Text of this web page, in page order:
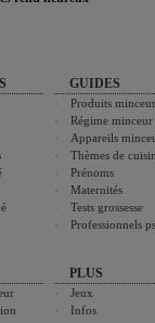
GUIDES
Produits minceur
Régime minceur
Appareils
Thèmes de
Prénoms
Maternités
Tests grossesse
Professionnels
PLUS
Jeux
Infos